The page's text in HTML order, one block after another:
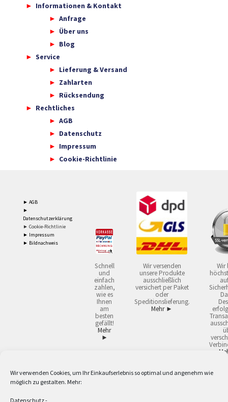
Wir verwenden Cookies, um Ihr Einkaufserlebnis so optimal und angenehm wie
möglich zu gestalten. Mehr:
Datenschutz-
Informationen & Kontakt
Anfrage
Über uns
Blog
Service
Lieferung & Versand
Zahlarten
Rücksendung
Rechtliches
AGB
Datenschutz
Impressum
Cookie-Richtlinie
► AGB
►
Datenschutzerklärung
► Cookie-Richtlinie
► Impressum
► Bildnachweis
Schnell
und
einfach
zahlen,
wie es
Ihnen
am
besten
gefällt!
Mehr
►
Wir versenden
unsere Produkte
ausschließlich
versichert per Paket
oder
Speditionslieferung.
Mehr ►
Wir
2 Lieferzeiten gelten mit Express-24.
Versandkostenfrei ab 59,90 € Nettowarenwert. Inseln ausgenommen. Unsere